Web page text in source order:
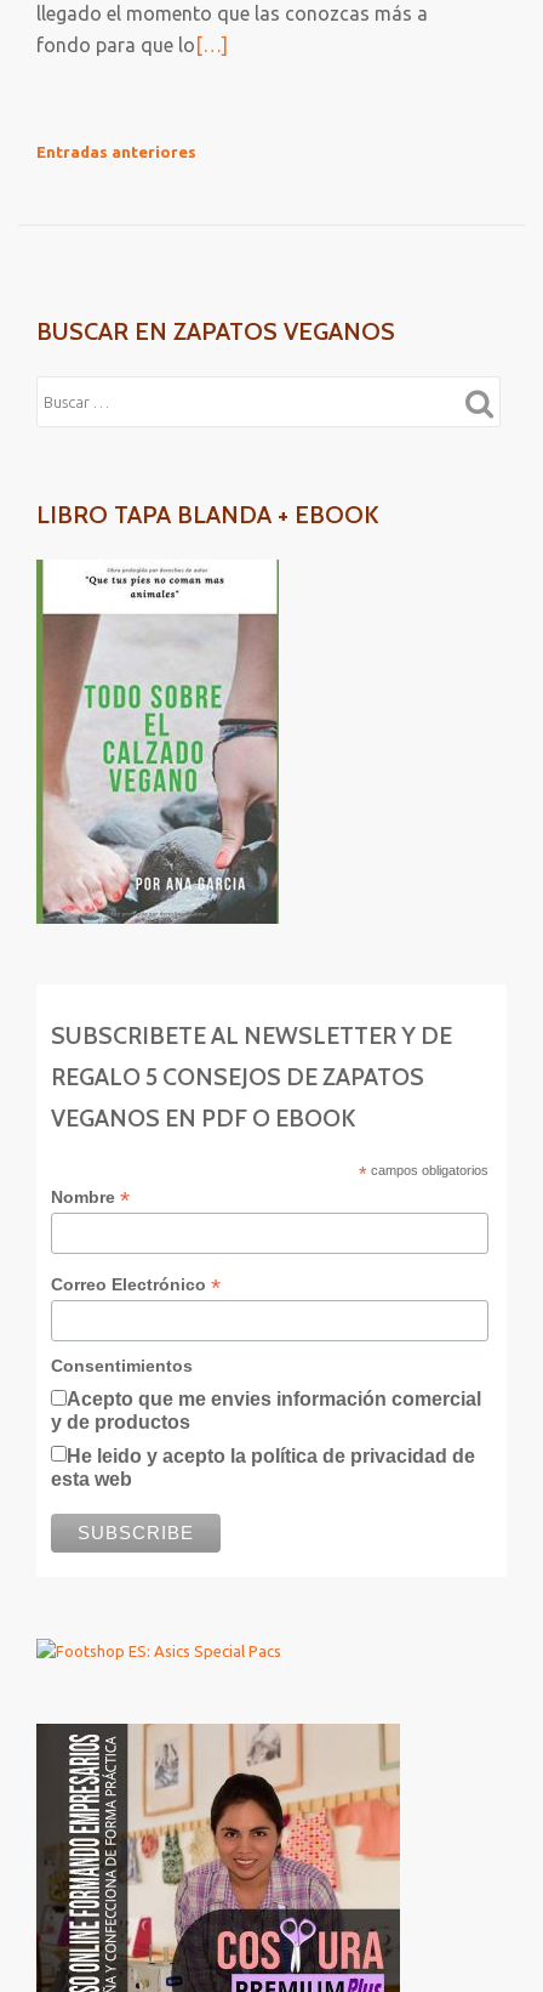
llegado el momento que las conozcas más a
fondo para que loLeer
[…]
NAVEGACIÓN
Entradas anteriores
BUSCAR EN ZAPATOS VEGANOS
LIBRO TAPA BLANDA + EBOOK
SUBSCRIBETE AL NEWSLETTER Y DE
REGALO 5 CONSEJOS DE ZAPATOS
VEGANOS EN PDF O EBOOK
*campos obligatorios
Nombre *
Correo Electrónico *
Consentimientos
Acepto que me envies información comercial
y de productos
He leido y acepto la política de privacidad de
esta web